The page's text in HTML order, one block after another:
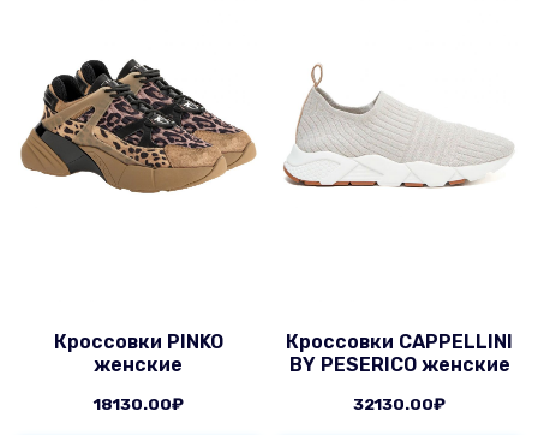
Кроссовки PINKO
женские
18130.00₽
Кроссовки CAPPELLINI
BY PESERICO женские
32130.00₽